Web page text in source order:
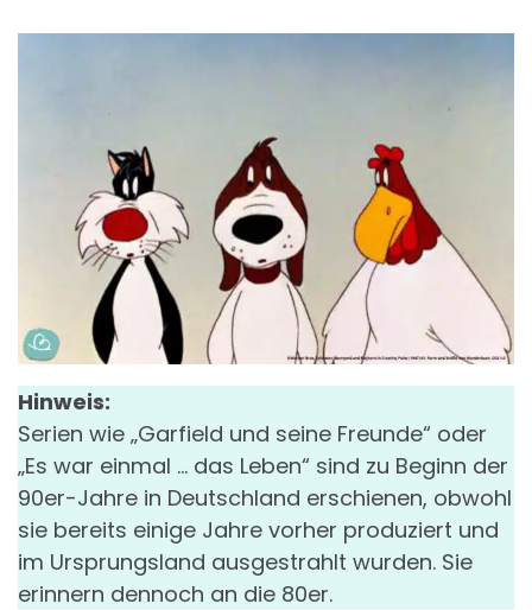
Hinweis:
Serien wie „Garfield und seine Freunde“ oder
„Es war einmal … das Leben“ sind zu Beginn der
90er-Jahre in Deutschland erschienen, obwohl
sie bereits einige Jahre vorher produziert und
im Ursprungsland ausgestrahlt wurden. Sie
erinnern dennoch an die 80er.